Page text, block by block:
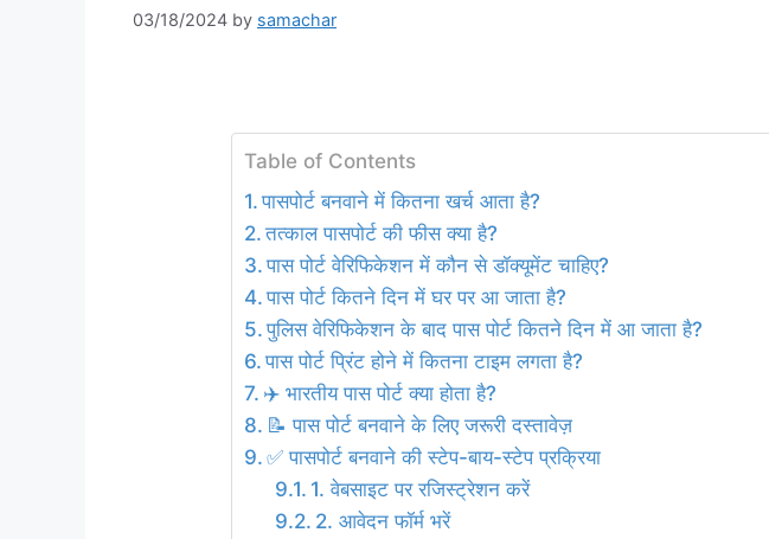
03/18/2024 by samachar
Table of Contents
पासपोर्ट बनवाने में कितना खर्च आता है?
तत्काल पासपोर्ट की फीस क्या है?
पास पोर्ट वेरिफिकेशन में कौन से डॉक्यूमेंट चाहिए?
पास पोर्ट कितने दिन में घर पर आ जाता है?
पुलिस वेरिफिकेशन के बाद पास पोर्ट कितने दिन में आ जाता है?
पास पोर्ट प्रिंट होने में कितना टाइम लगता है?
✈️ भारतीय पास पोर्ट क्या होता है?
📝 पास पोर्ट बनवाने के लिए जरूरी दस्तावेज़
✅ पासपोर्ट बनवाने की स्टेप-बाय-स्टेप प्रक्रिया
1. वेबसाइट पर रजिस्ट्रेशन करें
2. आवेदन फॉर्म भरें